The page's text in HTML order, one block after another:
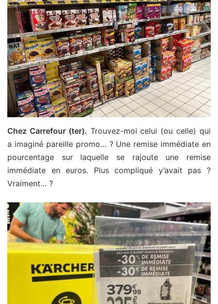
Chez Carrefour (ter). Trouvez-moi celui (ou celle) qui
a imaginé pareille promo… ? Une remise immédiate en
pourcentage sur laquelle se rajoute une remise
immédiate en euros. Plus compliqué y’avait pas ?
Vraiment… ?